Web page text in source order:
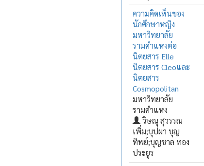
ความคิดเห็นของ
นักศึกษาหญิง
มหาวิทยาลัย
รามคำแหงต่อ
นิตยสาร Elle
นิตยสาร Cleoและ
นิตยสาร
Cosmopolitan
มหาวิทยาลัย
รามคำแหง
วิษณุ สุวรรณ
เพิ่ม;บุปผา บุญ
ทิพย์;บุญชาล ทอง
ประยูร